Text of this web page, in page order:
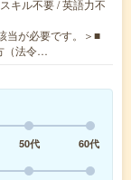
キル不要 / 英語力不
当が必要です。＞■
（法令…
50代
60代